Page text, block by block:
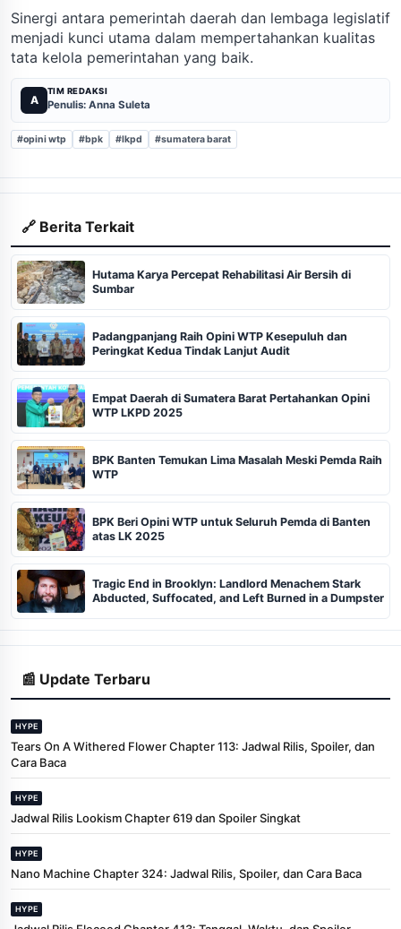
Sinergi antara pemerintah daerah dan lembaga legislatif
menjadi kunci utama dalam mempertahankan kualitas
tata kelola pemerintahan yang baik.
A
TIM REDAKSI
Penulis: Anna Suleta
#opini wtp #bpk #lkpd #sumatera barat
🔗 Berita Terkait
Hutama Karya Percepat Rehabilitasi Air Bersih di
Sumbar
Padangpanjang Raih Opini WTP Kesepuluh dan
Peringkat Kedua Tindak Lanjut Audit
Empat Daerah di Sumatera Barat Pertahankan Opini
WTP LKPD 2025
BPK Banten Temukan Lima Masalah Meski Pemda Raih
WTP
BPK Beri Opini WTP untuk Seluruh Pemda di Banten
atas LK 2025
Tragic End in Brooklyn: Landlord Menachem Stark
Abducted, Suffocated, and Left Burned in a Dumpster
📰 Update Terbaru
HYPE
Tears On A Withered Flower Chapter 113: Jadwal Rilis, Spoiler, dan
Cara Baca
HYPE
Jadwal Rilis Lookism Chapter 619 dan Spoiler Singkat
HYPE
Nano Machine Chapter 324: Jadwal Rilis, Spoiler, dan Cara Baca
HYPE